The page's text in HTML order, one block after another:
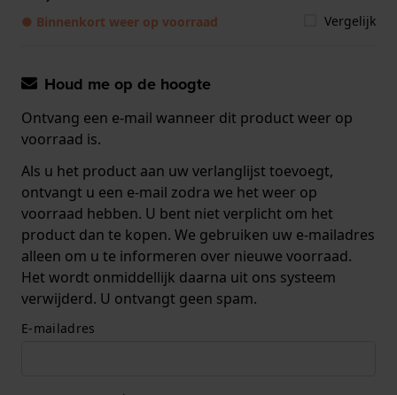
● Binnenkort weer op voorraad Vergelijk
Houd me op de hoogte
Ontvang een e-mail wanneer dit product weer op
voorraad is.
Als u het product aan uw verlanglijst toevoegt,
ontvangt u een e-mail zodra we het weer op
voorraad hebben. U bent niet verplicht om het
product dan te kopen. We gebruiken uw e-mailadres
alleen om u te informeren over nieuwe voorraad.
Het wordt onmiddellijk daarna uit ons systeem
verwijderd. U ontvangt geen spam.
E-mailadres